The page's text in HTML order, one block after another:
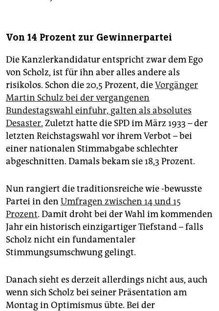
Von 14 Prozent zur Gewinnerpartei
Die Kanzlerkandidatur entspricht zwar dem Ego
von Scholz, ist für ihn aber alles andere als
risikolos. Schon die 20,5 Prozent, dieVorgänger
Martin Schulz bei der vergangenen
Bundestagswahl einfuhr, galten als absolutes
Desaster. Zuletzt hatte die SPD im März 1933 – der
letzten Reichstagswahl vor ihrem Verbot – bei
einer nationalen Stimmabgabe schlechter
abgeschnitten. Damals bekam sie 18,3 Prozent.
Nun rangiert die traditionsreiche wie -bewusste
Partei in den Umfragen zwischen 14 und 15
Prozent. Damit droht bei der Wahl im kommenden
Jahr ein historisch einzigartiger Tiefstand – falls
Scholz nicht ein fundamentaler
Stimmungsumschwung gelingt.
Danach sieht es derzeit allerdings nicht aus, auch
wenn sich Scholz bei seiner Präsentation am
Montag in Optimismus übte. Bei der